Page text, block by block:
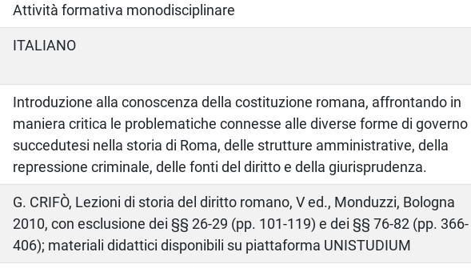
Attività formativa monodisciplinare
ITALIANO
Introduzione alla conoscenza della costituzione romana, affrontando in
maniera critica le problematiche connesse alle diverse forme di governo
succedutesi nella storia di Roma, delle strutture amministrative, della
repressione criminale, delle fonti del diritto e della giurisprudenza.
G. CRIFÒ, Lezioni di storia del diritto romano, V ed., Monduzzi, Bologna
2010, con esclusione dei §§ 26-29 (pp. 101-119) e dei §§ 76-82 (pp. 366-
406); materiali didattici disponibili su piattaforma UNISTUDIUM